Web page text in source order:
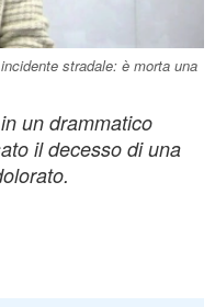
stradale: è morta una
un drammatico
il decesso di una